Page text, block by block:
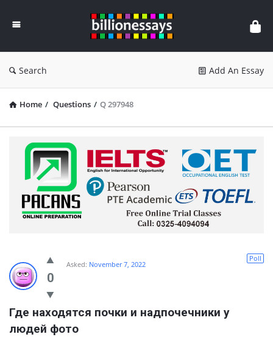
Essays
Search Add An Essay
Home / Questions / Q 297948
0
Poll
Asked: November 7, 2022
Где находятся почки и надпочечники у
людей фото